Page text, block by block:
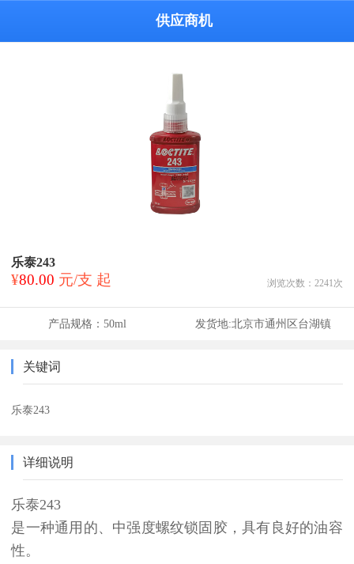
供应商机
乐泰243
¥80.00 元/支 起 浏览次数： 2241 次
产品规格：50ml 发货地:北京市通州区台湖镇
关键词
乐泰243
详细说明
乐泰243
是一种通用的、中强度螺纹锁固胶，具有良好的油容
性。